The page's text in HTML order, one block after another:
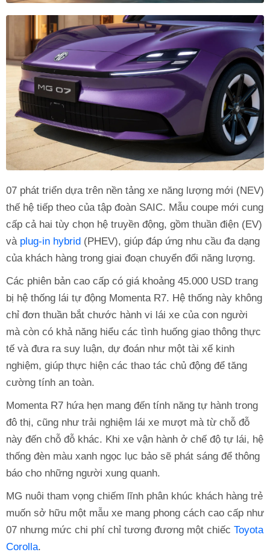
07 phát triển dựa trên nền tảng xe năng lượng mới (NEV)
thế hệ tiếp theo của tập đoàn SAIC. Mẫu coupe mới cung
cấp cả hai tùy chọn hệ truyền động, gồm thuần điện (EV)
và plug-in hybrid (PHEV), giúp đáp ứng nhu cầu đa dạng
của khách hàng trong giai đoạn chuyển đổi năng lượng.
Các phiên bản cao cấp có giá khoảng 45.000 USD trang
bị hệ thống lái tự động Momenta R7. Hệ thống này không
chỉ đơn thuần bắt chước hành vi lái xe của con người
mà còn có khả năng hiểu các tình huống giao thông thực
tế và đưa ra suy luận, dự đoán như một tài xế kinh
nghiệm, giúp thực hiện các thao tác chủ động để tăng
cường tính an toàn.
Momenta R7 hứa hẹn mang đến tính năng tự hành trong
đô thị, cũng như trải nghiệm lái xe mượt mà từ chỗ đỗ
này đến chỗ đỗ khác. Khi xe vận hành ở chế độ tự lái, hệ
thống đèn màu xanh ngọc lục bảo sẽ phát sáng để thông
báo cho những người xung quanh.
MG nuôi tham vọng chiếm lĩnh phân khúc khách hàng trẻ
muốn sở hữu một mẫu xe mang phong cách cao cấp như
07 nhưng mức chi phí chỉ tương đương một chiếc Toyota
Corolla.